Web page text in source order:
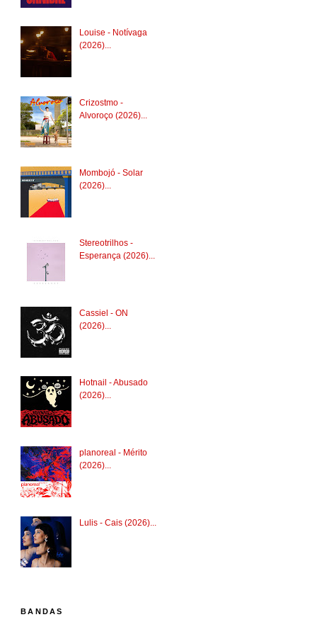
Louise - Notívaga
(2026)...
Crizostmo -
Alvoroço (2026)...
Mombojó - Solar
(2026)...
Stereotrilhos -
Esperança (2026)...
Cassiel - ON
(2026)...
Hotnail - Abusado
(2026)...
planoreal - Mérito
(2026)...
Lulis - Cais (2026)...
BANDAS